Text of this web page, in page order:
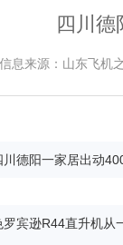
四川德
信息来源：山东飞机
宾逊R44直升机